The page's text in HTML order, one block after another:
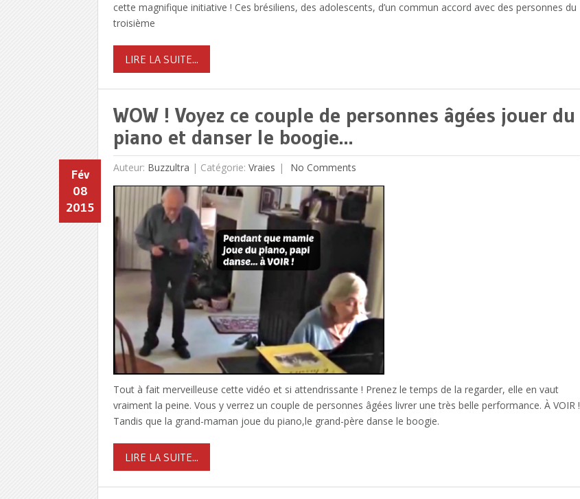
cette magnifique initiative ! Ces brésiliens, des adolescents, d’un commun accord avec des personnes du
troisième
LIRE LA SUITE...
WOW ! Voyez ce couple de personnes âgées jouer du
piano et danser le boogie…
Auteur: Buzzultra |
Fév
08
2015
Catégorie: Vraies No Comments
Tout à fait merveilleuse cette vidéo et si attendrissante ! Prenez le temps de la regarder, elle en vaut
vraiment la peine. Vous y verrez un couple de personnes âgées livrer une très belle performance. À VOIR !
Tandis que la grand-maman joue du piano,le grand-père danse le boogie.
LIRE LA SUITE...